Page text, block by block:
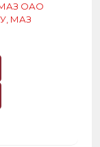
МАЗ ОАО
МАЗ